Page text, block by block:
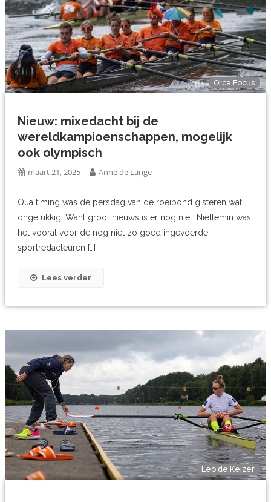
Orca Focus
Nieuw: mixedacht bij de
wereldkampioenschappen, mogelijk
ook olympisch
maart 21, 2025 Anne de Lange
Qua timing was de persdag van de roeibond gisteren wat
ongelukkig. Want groot nieuws is er nog niet. Niettemin was
het vooral voor de nog niet zo goed ingevoerde
sportredacteuren […]
Lees verder
Leo de Keizer